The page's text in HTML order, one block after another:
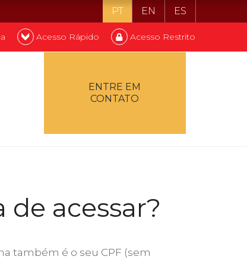
PT EN ES
Acesso Rápido Acesso Restrito
ENTRE EM
CONTATO
acessar?
também é o seu CPF (sem